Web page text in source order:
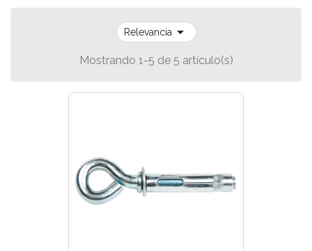
Relevancia
Mostrando 1-5 de 5 artículo(s)